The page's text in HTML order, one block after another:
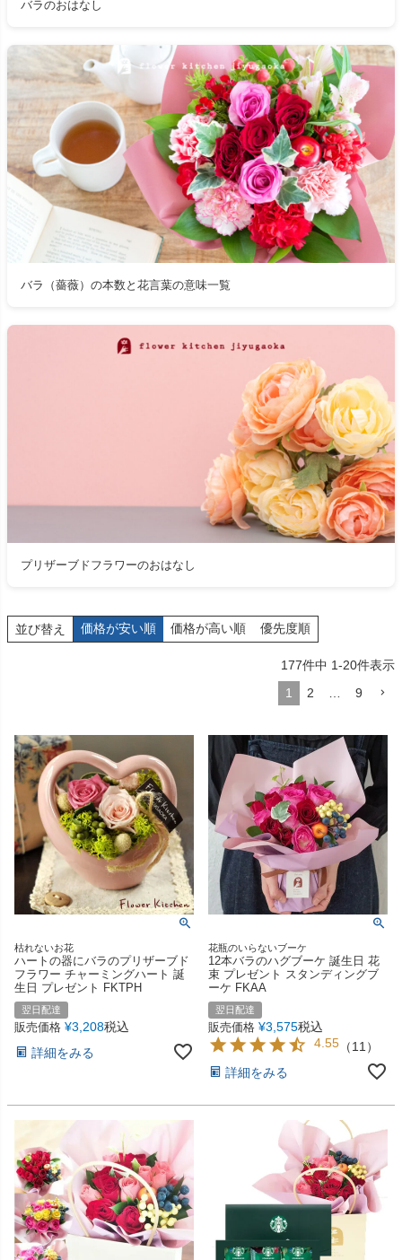
バラのおはなし
バラ（薔薇）の本数と花言葉の意味一覧
プリザーブドフラワーのおはなし
並び替え 価格が安い順 価格が高い順 優先度順
177件中 1-20件表示
1
2 … 9
枯れないお花
ハートの器にバラのプリザーブド
フラワー チャーミングハート 誕
生日 プレゼント FKTPH
翌日配達
販売価格 ¥3,208税込
詳細をみる
花瓶のいらないブーケ
12本バラのハグブーケ 誕生日 花
束 プレゼント スタンディングブ
ーケ FKAA
翌日配達
販売価格 ¥3,575税込
4.55 （11 ）
詳細をみる